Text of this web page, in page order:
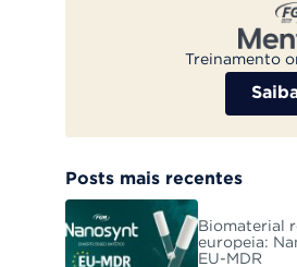
Treinamento
Posts mais recentes
Biomaterial
europeia:
EU-MDR